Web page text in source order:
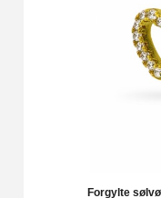
Forgylte